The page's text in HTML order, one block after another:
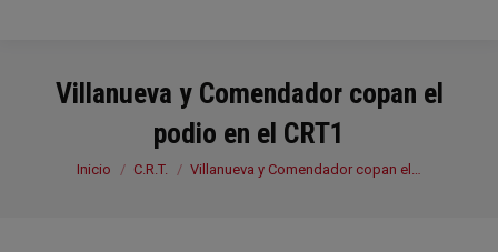
Villanueva y Comendador copan el
podio en el CRT1
Estás aquí:
Inicio C.R.T. Villanueva y Comendador copan el…